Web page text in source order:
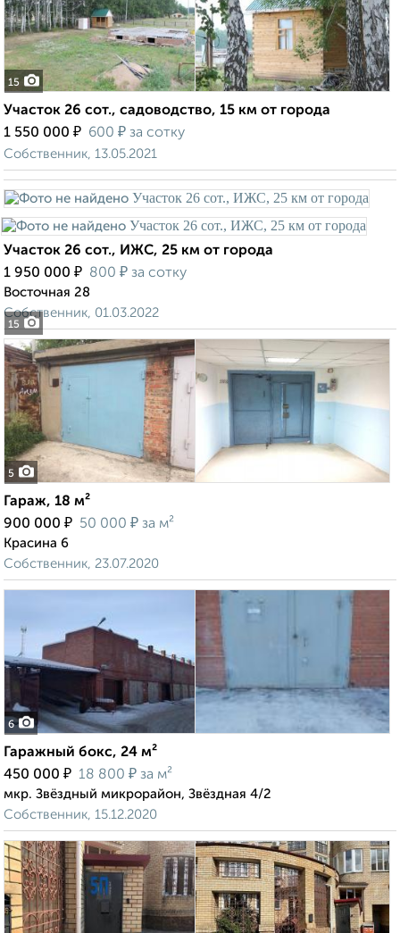
15
Участок 26 сот., садоводство, 15 км от города
1 550 000 ₽ 600 ₽ за сотку
Собственник, 13.05.2021
15
Участок 26 сот., ИЖС, 25 км от города
1 950 000 ₽ 800 ₽ за сотку
Восточная 28
Собственник, 01.03.2022
5
Гараж, 18 м²
900 000 ₽ 50 000 ₽ за м²
Красина 6
Собственник, 23.07.2020
6
Гаражный бокс, 24 м²
450 000 ₽ 18 800 ₽ за м²
мкр. Звёздный микрорайон, Звёздная 4/2
Собственник, 15.12.2020